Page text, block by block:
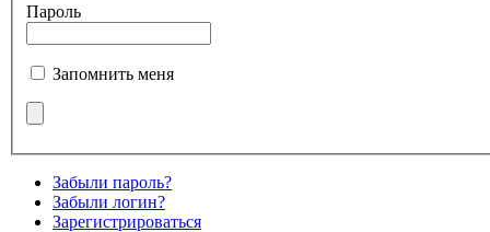
Пароль
Запомнить меня
Забыли пароль?
Забыли логин?
Зарегистрироваться